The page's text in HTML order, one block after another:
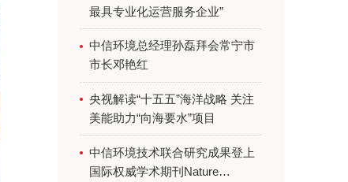
最具专业化运营服务企业”
中信环境总经理孙磊拜会常宁市
市长邓艳红
央视解读“十五五”海洋战略 关注
美能助力“向海要水”项目
中信环境技术联合研究成果登上
国际权威学术期刊Nature